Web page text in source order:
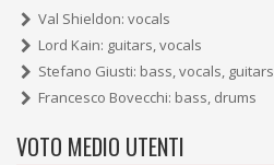
Val Shieldon: vocals
Lord Kain: guitars, vocals
Stefano Giusti: bass, vocals, guitars
Francesco Bovecchi: bass, drums
VOTO MEDIO UTENTI